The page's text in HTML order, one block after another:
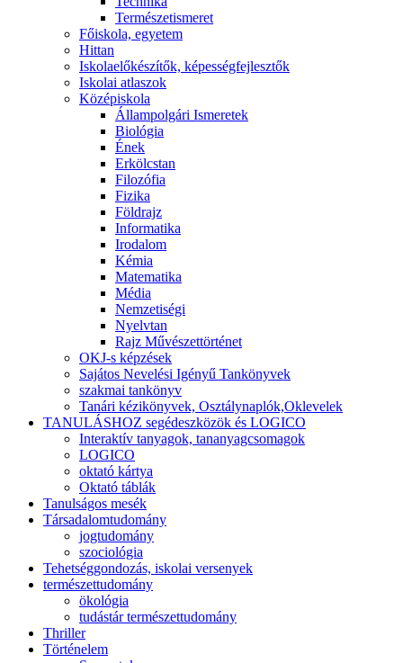
Természetismeret
Főiskola, egyetem
Hittan
Iskolaelőkészítők, képességfejlesztők
Iskolai atlaszok
Középiskola
Állampolgári Ismeretek
Biológia
Ének
Erkölcstan
Filozófia
Fizika
Földrajz
Informatika
Irodalom
Kémia
Matematika
Média
Nemzetiségi
Nyelvtan
Rajz Művészettörténet
OKJ-s képzések
Sajátos Nevelési Igényű Tankönyvek
szakmai tankönyv
Tanári kézikönyvek, Osztálynaplók,Oklevelek
TANULÁSHOZ segédeszközök és LOGICO
Interaktív tanyagok, tananyagcsomagok
LOGICO
oktató kártya
Oktató táblák
Tanulságos mesék
Társadalomtudomány
jogtudomány
szociológia
Tehetséggondozás, iskolai versenyek
természettudomány
ökológia
tudástár természettudomány
Thriller
Történelem